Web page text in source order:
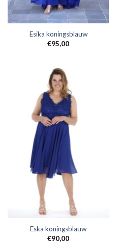
Esika koningsblauw
€95,00
Eska koningsblauw
€90,00